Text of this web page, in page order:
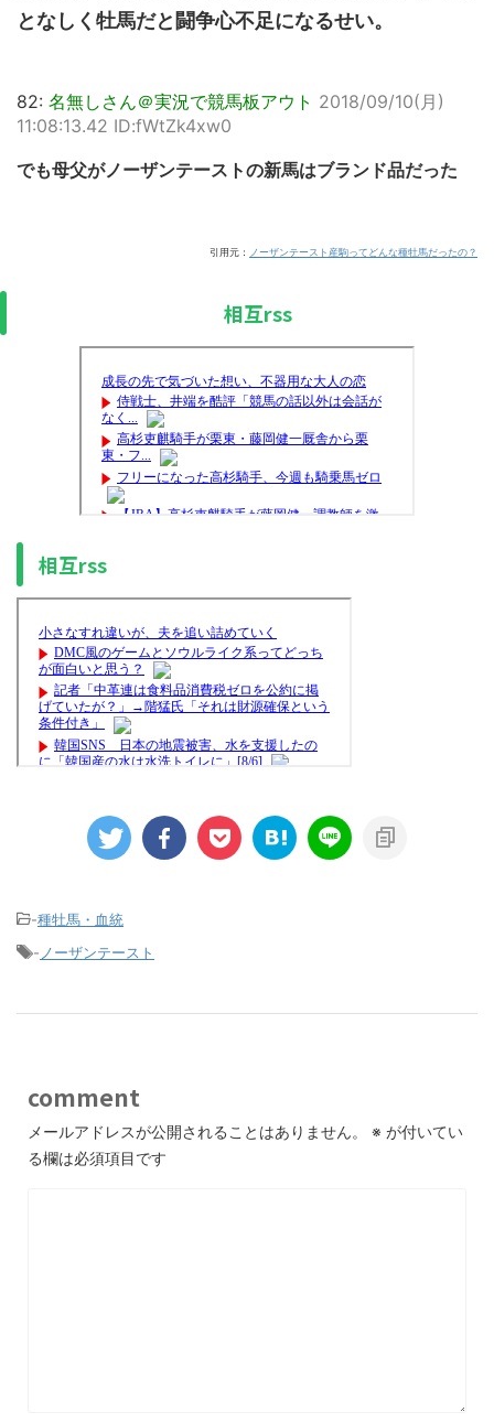
となしく牡馬だと闘争心不足になるせい。
82: 名無しさん＠実況で競馬板アウト 2018/09/10(月)
11:08:13.42 ID:fWtZk4xw0
でも母父がノーザンテーストの新馬はブランド品だった
引用元： ノーザンテースト産駒ってどんな種牡馬だったの？
相互rss
相互rss
-種牡馬・血統
- ノーザンテースト
comment
メールアドレスが公開されることはありません。 ※ が付いてい
る欄は必須項目です